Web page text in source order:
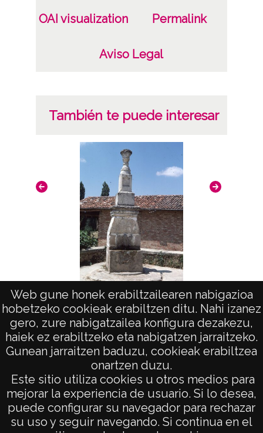
Web gune honek erabiltzailearen nabigazioa
hobetzeko cookieak erabiltzen ditu. Nahi izanez
gero, zure nabigatzailea konfigura dezakezu,
haiek ez erabiltzeko eta nabigatzen jarraitzeko.
Gunean jarraitzen baduzu, cookieak erabiltzea
onartzen duzu.
Este sitio utiliza cookies u otros medios para
mejorar la experiencia de usuario. Si lo desea,
puede configurar su navegador para rechazar
su uso y seguir navegando. Si continua en el
OAI visualization Permalink
Aviso Legal
También te puede interesar
Fuente en Villanueva de Tobera
AVISO LEGAL
POLÍTICA DE PRIVACIDAD
ACCESIBILIDAD
ATENCIÓN CIUDADANA